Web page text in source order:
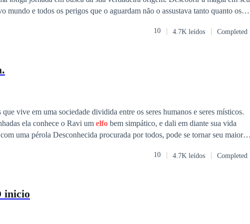
la más querida, eso estaría bien, si no fuera porque me encuentro en medio
más peligroso que el otro, hijos del dios sol, hijos de la diosa luna y en
mundo e todos os perigos que o aguardam não o assustava tanto quanto os
fosse pelo segredo de seus pais enfim descoberto, pelas perdas ou escolhas
será caracterizado como plágio e portanto crime.
10 4.7K leídos Completed
vive em uma sociedade dividida entre os seres humanos e seres místicos.
ela conhece o Ravi um elfo bem simpático, e dali em diante sua vida
uma pérola Desconhecida procurada por todos, pode se tornar seu maior
10 4.7K leídos Completed
inicio